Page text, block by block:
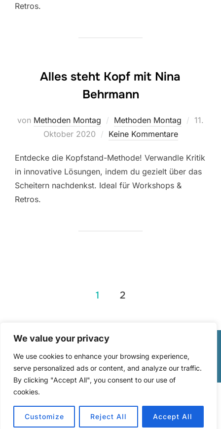
We value your privacy
We use cookies to enhance your browsing experience,
serve personalized ads or content, and analyze our traffic.
By clicking "Accept All", you consent to our use of
cookies.
Customize Reject All Accept All
Retros.
Alles steht Kopf mit Nina
Behrmann
von Methoden Montag Methoden Montag
11.
Oktober 2020
Keine Kommentare
Entdecke die Kopfstand-Methode! Verwandle Kritik
in innovative Lösungen, indem du gezielt über das
Scheitern nachdenkst. Ideal für Workshops &
Retros.
Seitennummerierung
Beiträge
1 2
Inspiro Theme
von WPZOOM